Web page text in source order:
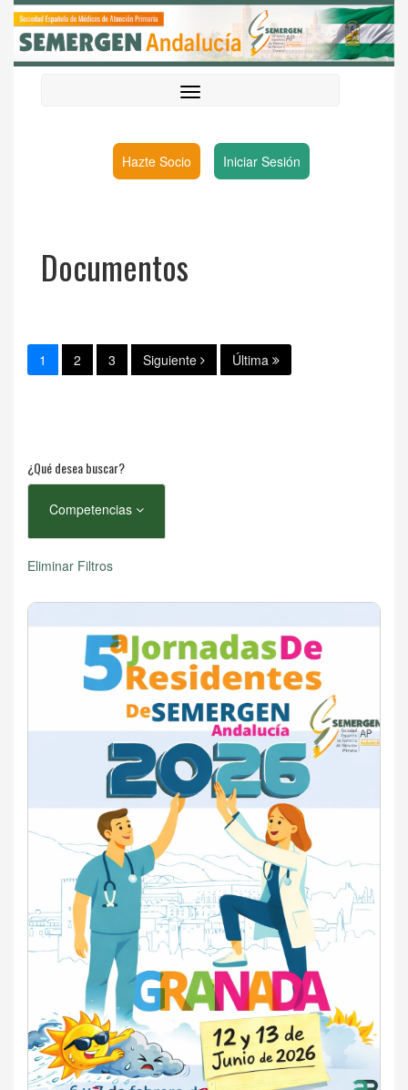
Hazte Socio Iniciar Sesión
Documentos
1 2 3 Siguiente Última
¿Qué desea buscar?
Competencias
Eliminar Filtros